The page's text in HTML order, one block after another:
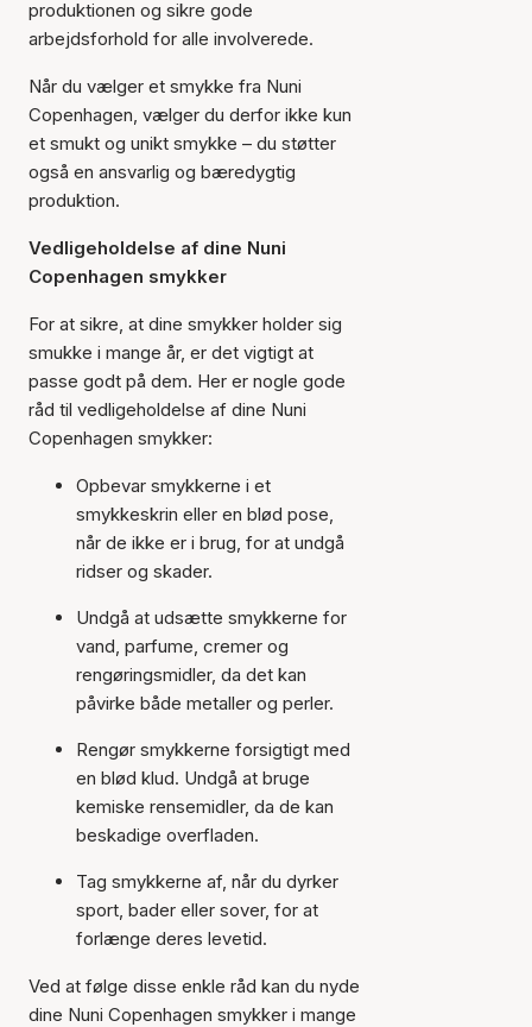
produktionen og sikre gode
arbejdsforhold for alle involverede.
Når du vælger et smykke fra Nuni
Copenhagen, vælger du derfor ikke kun
et smukt og unikt smykke – du støtter
også en ansvarlig og bæredygtig
produktion.
Vedligeholdelse af dine Nuni
Copenhagen smykker
For at sikre, at dine smykker holder sig
smukke i mange år, er det vigtigt at
passe godt på dem. Her er nogle gode
råd til vedligeholdelse af dine Nuni
Copenhagen smykker:
Opbevar smykkerne i et
smykkeskrin eller en blød pose,
når de ikke er i brug, for at undgå
ridser og skader.
Undgå at udsætte smykkerne for
vand, parfume, cremer og
rengøringsmidler, da det kan
påvirke både metaller og perler.
Rengør smykkerne forsigtigt med
en blød klud. Undgå at bruge
kemiske rensemidler, da de kan
beskadige overfladen.
Tag smykkerne af, når du dyrker
sport, bader eller sover, for at
forlænge deres levetid.
Ved at følge disse enkle råd kan du nyde
dine Nuni Copenhagen smykker i mange